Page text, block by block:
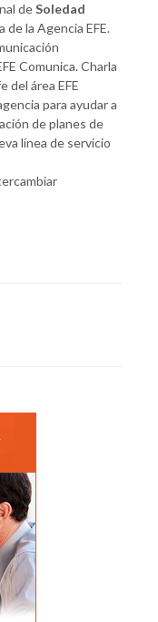
deSoledad
la Agencia EFE.
Comunica. Charla
del área EFE
para ayudar a
de planes de
línea de servicio